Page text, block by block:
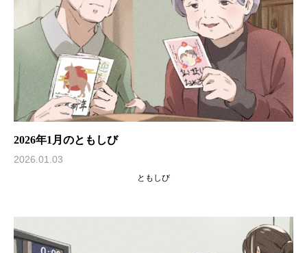
2026年1月のともしび
2026.01.03
ともしび